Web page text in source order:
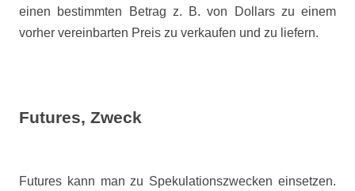
einen bestimmten Betrag z. B. von Dollars zu einem
vorher vereinbarten Preis zu verkaufen und zu liefern.
Futures, Zweck
Futures kann man zu Spekulationszwecken einsetzen.